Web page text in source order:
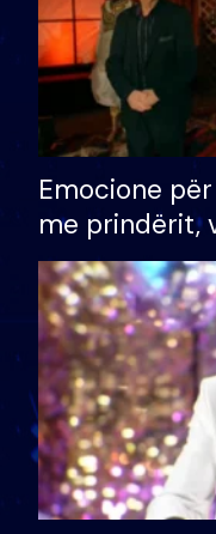
Emocione
me prindërit,
divorci apo